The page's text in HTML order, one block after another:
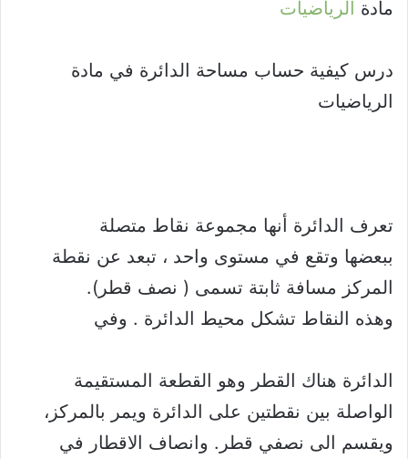
مادة الرياضيات
درس كيفية حساب مساحة الدائرة في مادة
الرياضيات
تعرف الدائرة أنها مجموعة نقاط متصلة
ببعضها وتقع في مستوى واحد ، تبعد عن نقطة
المركز مسافة ثابتة تسمى ( نصف قطر).
وهذه النقاط تشكل محيط الدائرة . وفي
الدائرة هناك القطر وهو القطعة المستقيمة
الواصلة بين نقطتين على الدائرة ويمر بالمركز،
ويقسم الى نصفي قطر. وانصاف الاقطار في